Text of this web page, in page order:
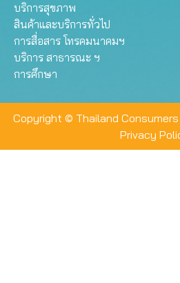
บริการสุขภาพ
สินค้าและบริการทั่วไป
การสื่อสาร โทรคมนาคมฯ
บริการ สาธารณะ ฯ
การศึกษา
Copyright © Thailand Consumers
Privacy